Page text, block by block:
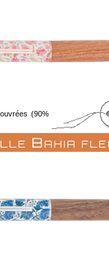
(90%
Bahia